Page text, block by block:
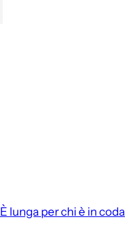
È lunga per chi è in coda